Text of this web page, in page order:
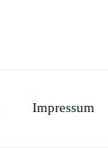
Impressum